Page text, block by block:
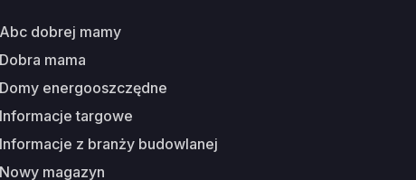
abc dobrej mamy
dobra mama
domy energooszczędne
informacje targowe
informacje z branży budowlanej
nowy magazyn